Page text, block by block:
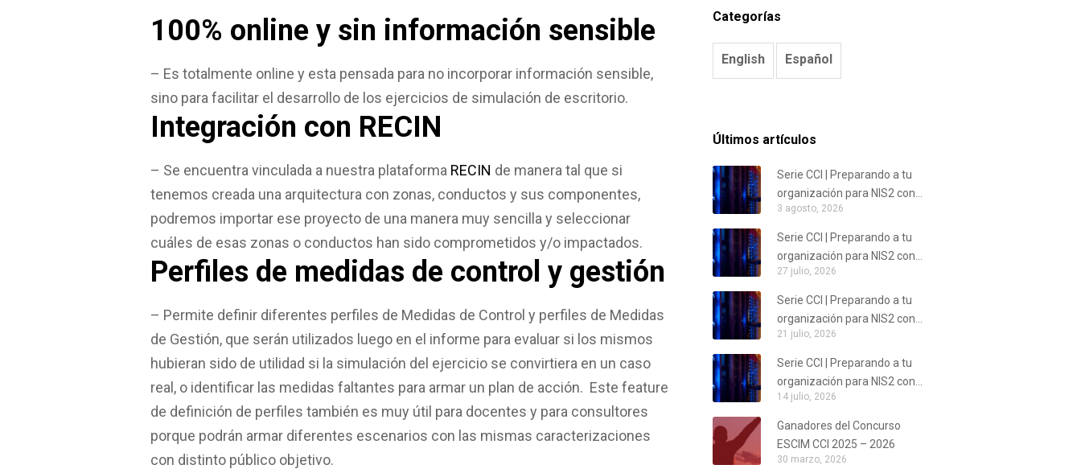
100% online y sin información sensible
– Es totalmente online y esta pensada para no incorporar información sensible,
sino para facilitar el desarrollo de los ejercicios de simulación de escritorio.
Integración con RECIN
– Se encuentra vinculada a nuestra plataforma RECIN de manera tal que si
tenemos creada una arquitectura con zonas, conductos y sus componentes,
podremos importar ese proyecto de una manera muy sencilla y seleccionar
cuáles de esas zonas o conductos han sido comprometidos y/o impactados.
Perfiles de medidas de control y gestión
– Permite definir diferentes perfiles de Medidas de Control y perfiles de Medidas
de Gestión, que serán utilizados luego en el informe para evaluar si los mismos
hubieran sido de utilidad si la simulación del ejercicio se convirtiera en un caso
real, o identificar las medidas faltantes para armar un plan de acción. Este feature
de definición de perfiles también es muy útil para docentes y para consultores
porque podrán armar diferentes escenarios con las mismas caracterizaciones
con distinto público objetivo.
Categorías
English Español
Últimos artículos
Serie CCI | Preparando a tu
organización para NIS2 con
SG2CI – PASO 3
3 agosto, 2026
Serie CCI | Preparando a tu
organización para NIS2 con
SG2CI – PASO 2
27 julio, 2026
Serie CCI | Preparando a tu
organización para NIS2 con
SG2CI – PASO 1
21 julio, 2026
Serie CCI | Preparando a tu
organización para NIS2 con
SG2CI. 6 pasos en 6 meses
14 julio, 2026
Ganadores del Concurso
ESCIM CCI 2025 – 2026
30 marzo, 2026